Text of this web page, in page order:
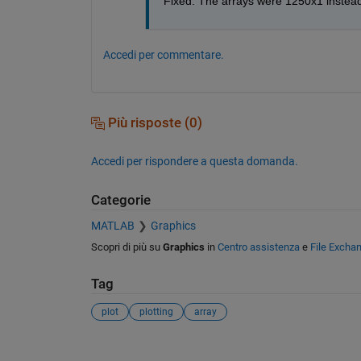
Accedi per commentare.
Più risposte (0)
Accedi per rispondere a questa domanda.
Categorie
MATLAB Graphics
Scopri di più su Graphics in Centro assistenzae File
Tag
plot plotting array